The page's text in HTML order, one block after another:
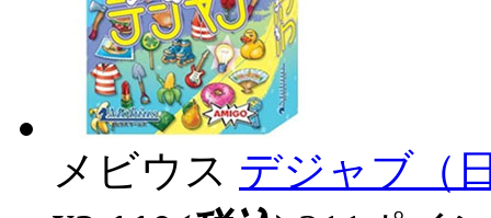
メビウス デジャブ（